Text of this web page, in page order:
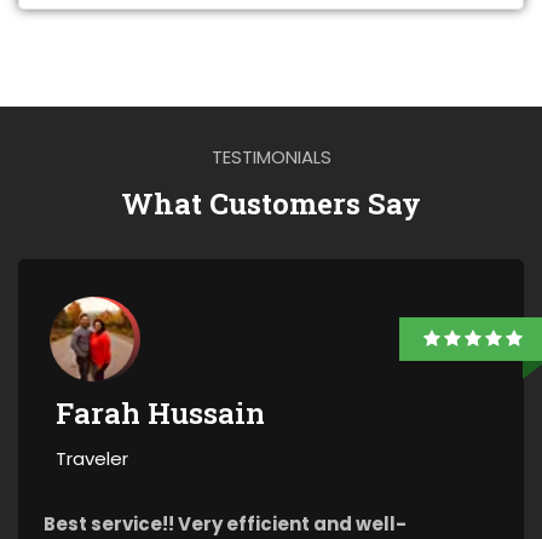
TESTIMONIALS
What Customers Say
Farah Hussain
Traveler
Best service!! Very efficient and well-